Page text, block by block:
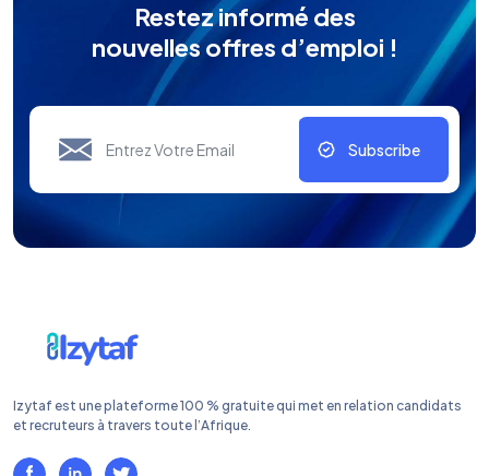
Restez informé des
nouvelles offres d’emploi !
Subscribe
Izytaf est une plateforme 100 % gratuite qui met en relation candidats
et recruteurs à travers toute l’Afrique.